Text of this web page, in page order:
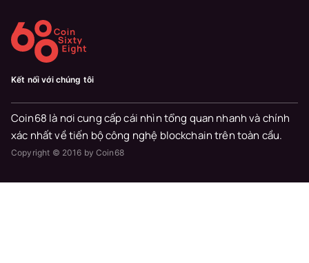
Kết nối với chúng tôi
Coin68 là nơi cung cấp cái nhìn tổng quan nhanh và chính
xác nhất về tiến bộ công nghệ blockchain trên toàn cầu.
Copyright © 2016 by Coin68